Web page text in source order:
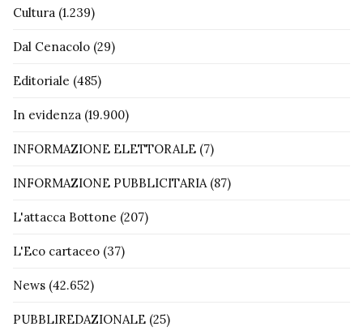
Cultura (1.239)
Dal Cenacolo (29)
Editoriale (485)
In evidenza (19.900)
INFORMAZIONE ELETTORALE (7)
INFORMAZIONE PUBBLICITARIA(87)
L'attacca Bottone (207)
L'Eco cartaceo (37)
News (42.652)
PUBBLIREDAZIONALE (25)